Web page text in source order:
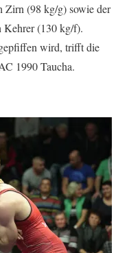
Zirn (98 kg/g) sowie der
Kehrer (130 kg/f).
wird, trifft die
1990 Taucha.